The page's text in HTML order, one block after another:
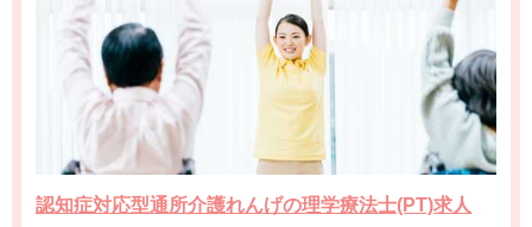
認知症対応型通所介護れんげの理学療法士(PT)求人